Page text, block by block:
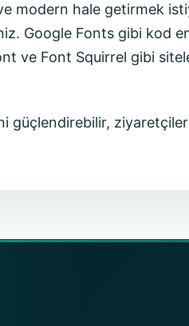
modern hale getirmek
Google Fonts gibi kod
ve Font Squirrel gibi
güçlendirebilir,